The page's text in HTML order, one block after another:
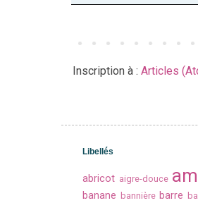
Inscription à : Articles
Libellés
abricot aigre-douce
banane bannière barre